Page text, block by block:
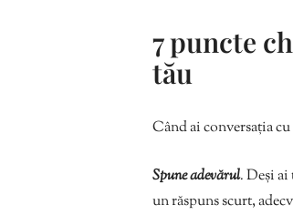
7 puncte
tău
Când ai conversația
Spune adevărul.Deși ai
un răspuns scurt,